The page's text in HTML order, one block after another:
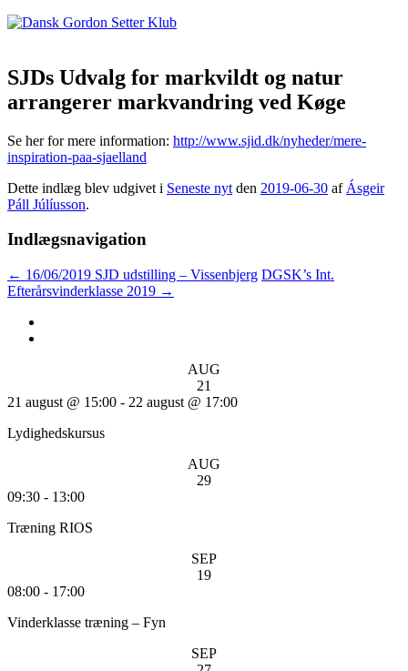
SJDs Udvalg for markvildt og natur
arrangerer markvandring ved Køge
Se her for mere information: http://www.sjid.dk/nyheder/mere-
inspiration-paa-sjaelland
Dette indlæg blev udgivet i Seneste nyt den 2019-06-30 af Ásgeir
Páll Júlíusson.
Indlægsnavigation
← 16/06/2019 SJD udstilling – Vissenbjerg DGSK’s Int.
Efterårsvinderklasse 2019 →
AUG
21
21 august @ 15:00 - 22 august @ 17:00
Lydighedskursus
AUG
29
09:30 - 13:00
Træning RIOS
SEP
19
08:00 - 17:00
Vinderklasse træning – Fyn
SEP